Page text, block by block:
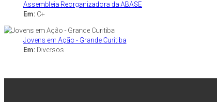
Assembleia Reorganizadora da ABASE
Em: C+
Jovens em Ação - Grande Curitiba
Em: Diversos